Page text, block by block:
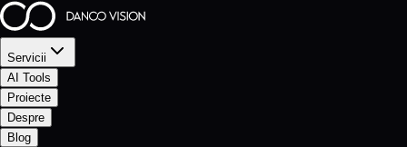
Servicii
AI Tools
Proiecte
Despre
Blog